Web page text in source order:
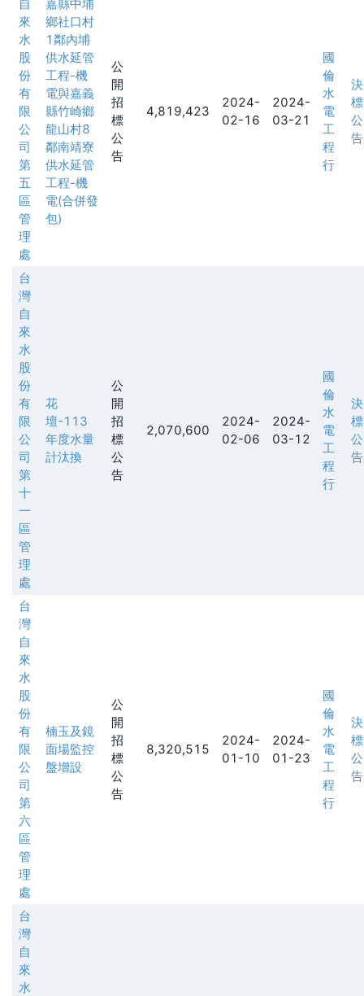
自
來
水
股
份
有
限
公
司
第
五
區
管
理
處
嘉縣中埔
鄉社口村
1鄰內埔
供水延管
工程-機
電與嘉義
縣竹崎鄉
龍山村8
鄰南靖寮
供水延管
工程-機
電(合併發
包)
公
開
招
標
公
告
4,819,423
2024-
02-16
2024-
03-21
國
倫
水
電
工
程
行
決
標
公
告
台
灣
自
來
水
股
份
有
限
公
司
第
十
一
區
管
理
處
花
壇-113
年度水量
計汰換
公
開
招
標
公
告
2,070,600
2024-
02-06
2024-
03-12
國
倫
水
電
工
程
行
決
標
公
告
台
灣
自
來
水
股
份
有
限
公
司
第
六
區
管
理
處
楠玉及鏡
面場監控
盤增設
公
開
招
標
公
告
8,320,515
2024-
01-10
2024-
01-23
國
倫
水
電
工
程
行
決
標
公
告
台
灣
自
來
水